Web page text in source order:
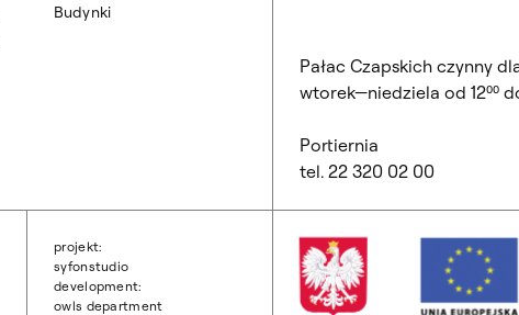
Budynki
Pałac Czapskich czynny
wtorek—niedziela od 12⁰⁰
Portiernia
tel. 22 320 02 00
projekt:
syfonstudio
development:
owls department